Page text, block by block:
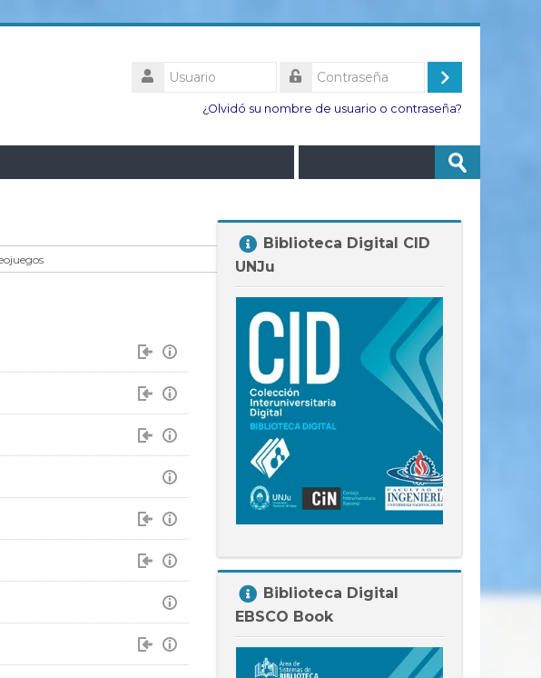
Usuario
Acceder
¿Olvidó su nombre de usuario o contraseña?
Enviar
Biblioteca
Digital
CID
Biblioteca Digital CID
UNJu
Biblioteca
Digital
EBSCO
Biblioteca Digital
EBSCO Book